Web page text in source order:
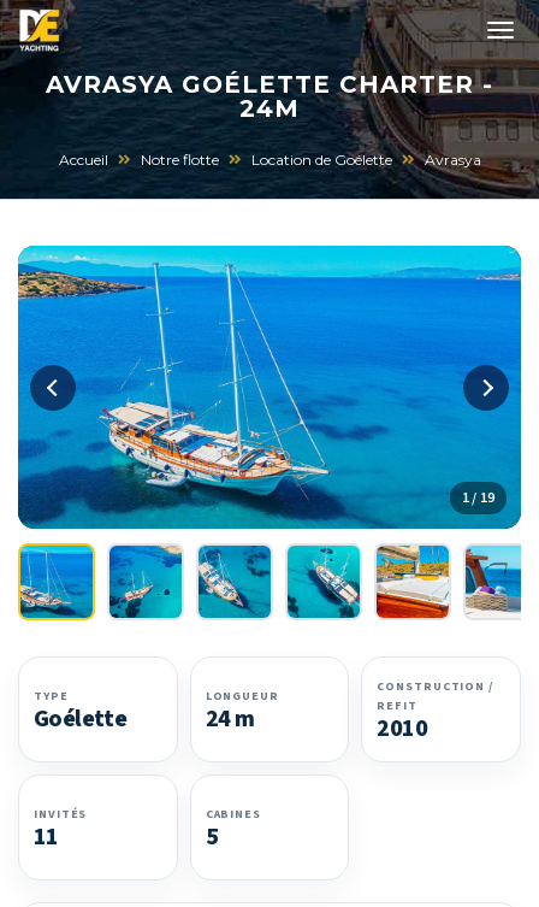
AVRASYA GOÉLETTE CHARTER -
24M
Accueil Notre flotte Location de Goélette Avrasya
1 / 19
TYPE
Goélette
LONGUEUR
24 m
CONSTRUCTION /
REFIT
2010
INVITÉS
11
CABINES
5